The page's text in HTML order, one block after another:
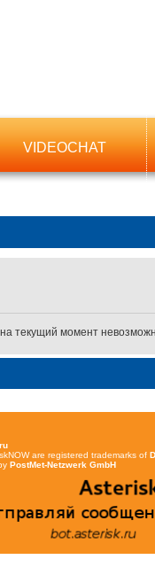
VIDEOCHAT
текущий момент
are registered trademarks of
PostMet-Netzwerk GmbH